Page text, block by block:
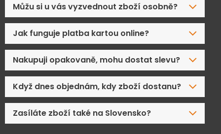
Můžu si u vás vyzvednout zboží osobně?
Jak funguje platba kartou online?
Nakupuji opakovaně, mohu dostat slevu?
Když dnes objednám, kdy zboží dostanu?
Zasíláte zboží také na Slovensko?